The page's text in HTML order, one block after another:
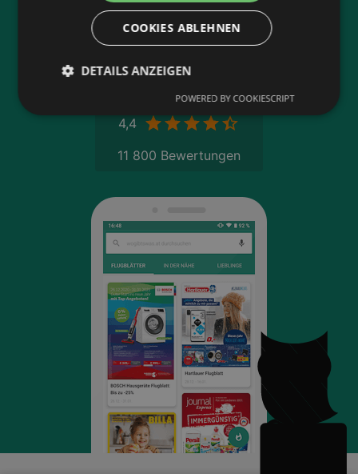
App-Bewertung
4,4
11 800 Bewertungen
COOKIES ABLEHNEN
DETAILS ANZEIGEN
POWERED BY COOKIESCRIPT